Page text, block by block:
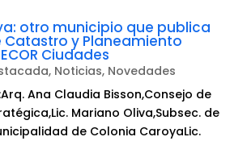
otro municipio que publica
Catastro y Planeamiento
Ciudades
, Noticias, Novedades
Ana Claudia Bisson,Consejo de
Mariano Oliva,Subsec. de
de Colonia CaroyaLic.